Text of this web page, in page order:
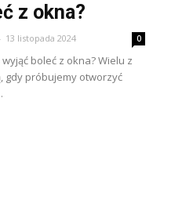
z okna?
- 13 listopada 2024 0
boleć z okna? Wielu z
gdy próbujemy otworzyć